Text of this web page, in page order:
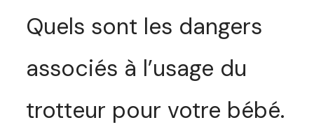
Quels sont les dangers
associés à l’usage du
trotteur pour votre bébé.